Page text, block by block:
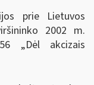
prie Lietuvos
2002 m.
„Dėl akcizais